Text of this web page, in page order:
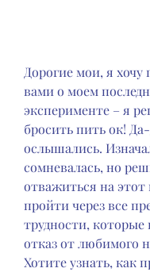
Дорогие мои, я хочу
вами о моем
эксперименте – я
бросить пить ок!
ослышались.
сомневалась, но
отважиться на этот
пройти через все
трудности, которые
отказ от любимого
Хотите узнать, как